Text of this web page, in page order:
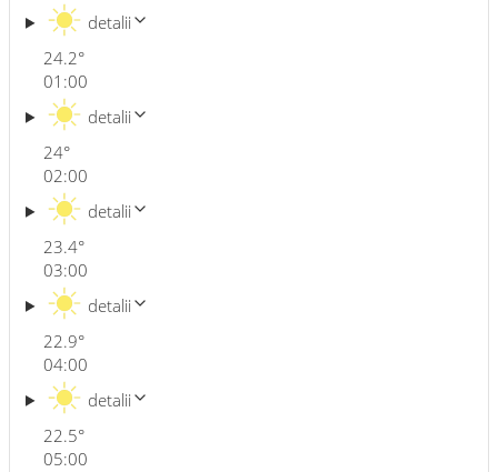
24.2°
detalii
01:00
24°
detalii
02:00
23.4°
detalii
03:00
22.9°
detalii
04:00
22.5°
detalii
05:00